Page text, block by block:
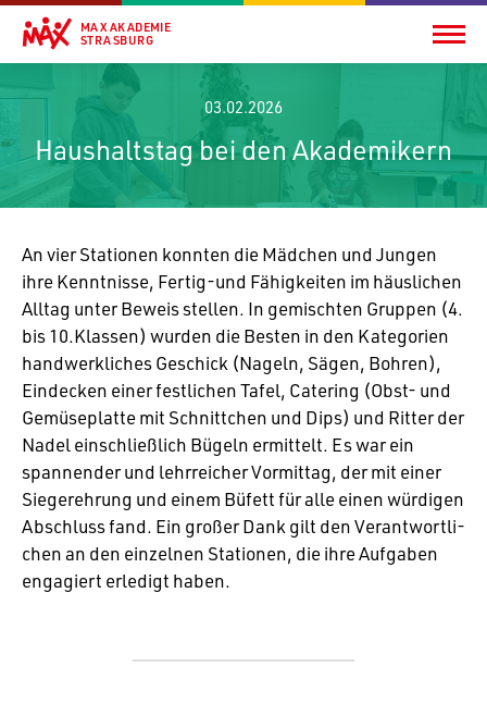
MAX AKADEMIE
STRASBURG
03.02.2026
Haushaltstag bei den Akademikern
An vier Stationen konnten die Mädchen und Jungen
ihre Kennt­nisse, Fertig-und Fähig­keiten im häus­li­chen
Alltag unter Beweis stellen. In gemischten Gruppen (4.
bis 10.Klassen) wurden die Besten in den Kate­go­rien
hand­werk­li­ches Geschick (Nageln, Sägen, Bohren),
Einde­cken einer fest­li­chen Tafel, Cate­ring (Obst- und
Gemü­se­platte mit Schnitt­chen und Dips) und Ritter der
Nadel einschließ­lich Bügeln ermit­telt. Es war ein
span­nender und lehr­rei­cher Vormittag, der mit einer
Sieger­eh­rung und einem Büfett für alle einen würdigen
Abschluss fand. Ein großer Dank gilt den Verant­wort­li­
chen an den einzelnen Stationen, die ihre Aufgaben
enga­giert erle­digt haben.